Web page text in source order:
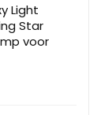
Light
Star
voor